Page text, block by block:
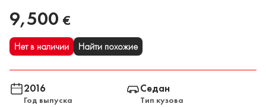
9,500 €
Нет в наличии Найти похожие
2016
Год выпуска
Седан
Тип кузова